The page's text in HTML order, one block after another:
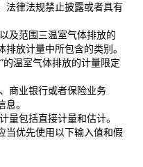
法律法规禁止披露或者具有
及范围三温室气体排放的
放计量中所包含的类别。
的温室气体排放的计量限定
商业银行或者保险业务
。
量包括直接计量和估计。
当优先使用以下输入值和假